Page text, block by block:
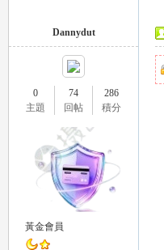
Dannydut
0
主題
74
回帖
286
積分
黃金會員